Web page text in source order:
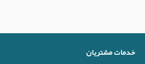
خدمات مشتریان